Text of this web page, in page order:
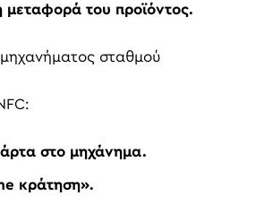
μεταφορά του προϊόντος.
σταθμού
στο μηχάνημα.
κράτηση».